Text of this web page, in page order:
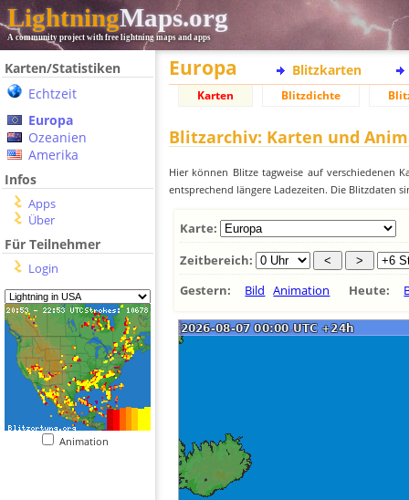
LightningMaps.org
A community project with free lightning maps and apps
Karten/Statistiken
Echtzeit
Europa
Ozeanien
Amerika
Infos
Apps
Über
Für Teilnehmer
Login
Animation
Europa Blitzkarten
Karten Blitzdichte
Blitzarchiv: Karten und
Hier können Blitze tagweise auf verschiedenen
entsprechend längere Ladezeiten. Die Blitzdaten
Karte:
Zeitbereich:
Gestern:
Bild Animation Heute: